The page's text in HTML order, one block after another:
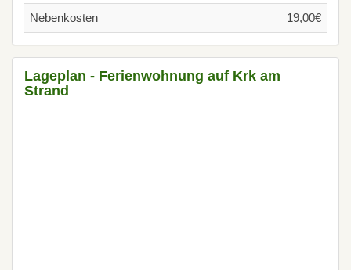
Nebenkosten 19,00€
Lageplan - Ferienwohnung auf Krk am
Strand